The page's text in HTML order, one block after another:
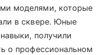
моделями, которые
в сквере. Юные
получили
о профессиональном